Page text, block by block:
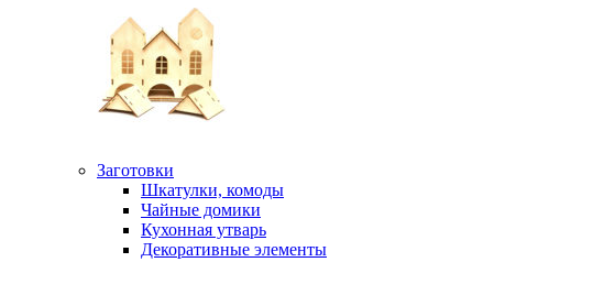
Заготовки
Шкатулки, комоды
Чайные домики
Кухонная утварь
Декоративные элементы